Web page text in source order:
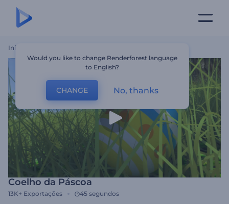
Início
Coelho da Páscoa
13K+ Exportações 45 segundos
Would you like to change Renderforest language
to English?
CHANGE No, thanks